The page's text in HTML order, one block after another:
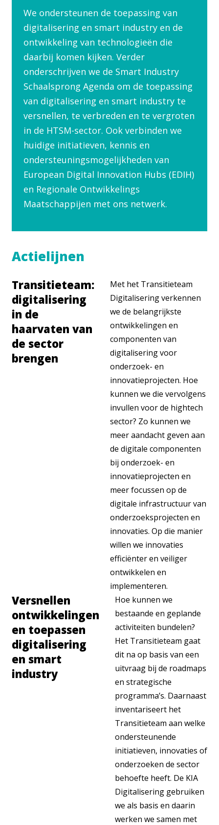
We ondersteunen de toepassing van
digitalisering en smart industry en de
ontwikkeling van technologieën die
daarbij komen kijken. Verder
onderschrijven we de Smart Industry
Schaalsprong Agenda om de toepassing
van digitalisering en smart industry te
versnellen, te verbreden en te vergroten
in de HTSM-sector. Ook verbinden we
huidige initiatieven, kennis en
ondersteuningsmogelijkheden van
European Digital Innovation Hubs (EDIH)
en Regionale Ontwikkelings
Maatschappijen met ons netwerk.
Actielijnen
Transitieteam:
digitalisering
in de
haarvaten van
de sector
brengen
Met het Transitieteam
Digitalisering verkennen
we de belangrijkste
ontwikkelingen en
componenten van
digitalisering voor
onderzoek- en
innovatieprojecten. Hoe
kunnen we die vervolgens
invullen voor de hightech
sector? Zo kunnen we
meer aandacht geven aan
de digitale componenten
bij onderzoek- en
innovatieprojecten en
meer focussen op de
digitale infrastructuur van
onderzoeksprojecten en
innovaties. Op die manier
willen we innovaties
efficiënter en veiliger
ontwikkelen en
implementeren.
Versnellen
ontwikkelingen
en toepassen
digitalisering
en smart
industry
Hoe kunnen we
bestaande en geplande
activiteiten bundelen?
Het Transitieteam gaat
dit na op basis van een
uitvraag bij de roadmaps
en strategische
programma’s. Daarnaast
inventariseert het
Transitieteam aan welke
ondersteunende
initiatieven, innovaties of
onderzoeken de sector
behoefte heeft. De KIA
Digitalisering gebruiken
we als basis en daarin
werken we samen met